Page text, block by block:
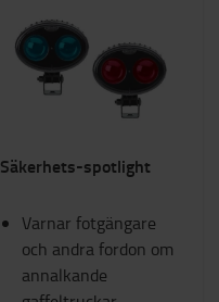
Säkerhets-spotlight
Varnar fotgängare
och andra fordon om
annalkande